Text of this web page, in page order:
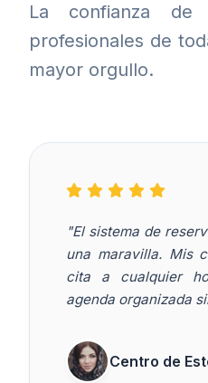
La confianza
profesionales de
mayor orgullo.
"El sistema de
una maravilla. Mis
cita a cualquier
agenda organizada
Centro de